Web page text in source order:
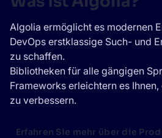
✨Wird Algolia mit unserem
VORSCHLÄGE
PRODUKTE & RESSOURCEN
Algolia ermöglicht es modernen
DevOps erstklassige Such- und
zu schaffen.
Bibliotheken für alle gängigen
Frameworks erleichtern es
zu verbessern.
Erfahren Sie mehr über die